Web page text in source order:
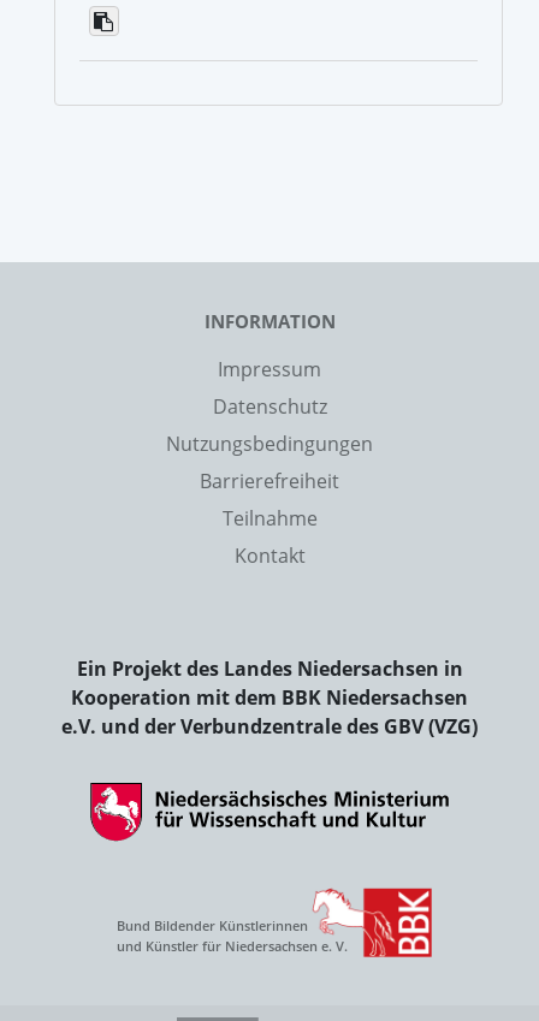
INFORMATION
Impressum
Datenschutz
Nutzungsbedingungen
Barrierefreiheit
Teilnahme
Kontakt
Ein Projekt des Landes Niedersachsen in
Kooperation mit dem BBK Niedersachsen
e.V. und der Verbundzentrale des GBV (VZG)
Bund Bildender Künstlerinnen
und Künstler für Niedersachsen e. V.